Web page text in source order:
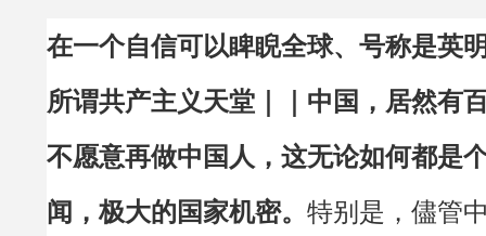
在一个自信可以睥睨全球、号称是英
所谓共产主义天堂｜｜中国，居然有
不愿意再做中国人，这无论如何都是
闻，极大的国家机密。 特别是，儘管